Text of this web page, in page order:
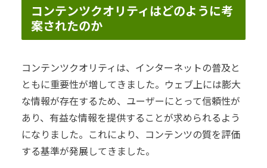
コンテンツクオリティはどのように考
案されたのか
コンテンツクオリティは、インターネットの普及と
ともに重要性が増してきました。ウェブ上には膨大
な情報が存在するため、ユーザーにとって信頼性が
あり、有益な情報を提供することが求められるよう
になりました。これにより、コンテンツの質を評価
する基準が発展してきました。